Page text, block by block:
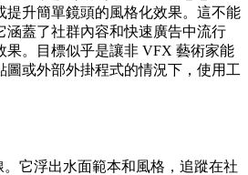
提升簡單鏡頭的風格化效果。這不能
涵蓋了社群內容和快速廣告中流行
果。目標似乎是讓非 VFX 藝術家能
圖或外部外掛程式的情況下，使用工
。它浮出水面範本和風格，追蹤在社